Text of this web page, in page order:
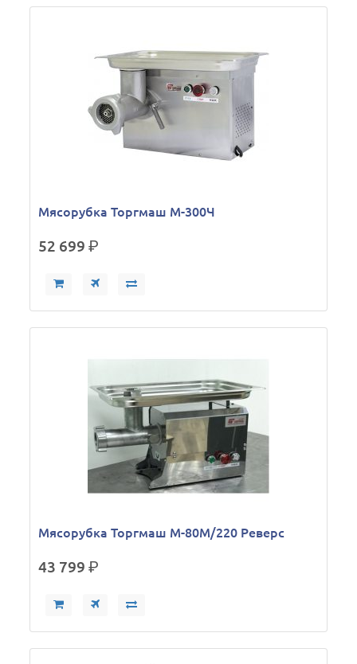
Мясорубка Торгмаш М-300Ч
52 699р.
Мясорубка Торгмаш М-80М/220 Реверс
43 799р.